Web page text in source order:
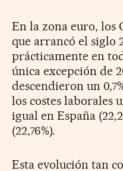
En la zona euro, los
que arrancó el siglo
prácticamente en
única excepción de
descendieron un
los costes laborales
igual en España
(22,76%).
Esta evolución tan